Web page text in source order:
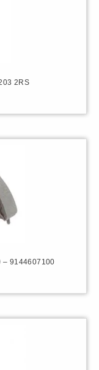
2RS
– 9144607100